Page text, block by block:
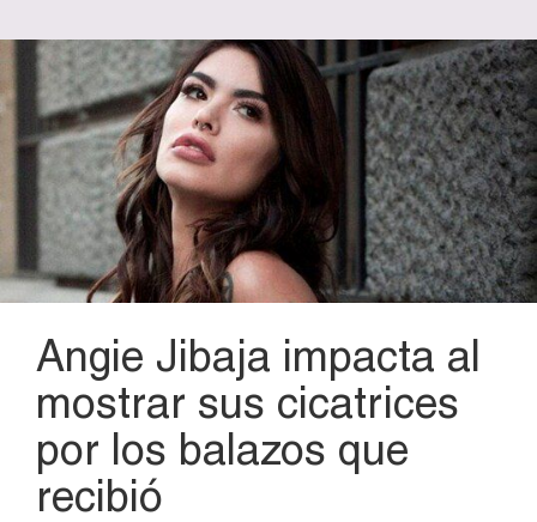
Angie Jibaja impacta al
mostrar sus cicatrices
por los balazos que
recibió